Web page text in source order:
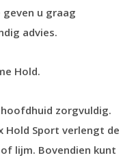
u graag
advies.
Hold.
zorgvuldig.
Hold Sport verlengt de
lijm. Bovendien kunt